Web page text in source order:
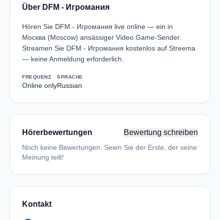
Über DFM - Игромания
Hören Sie DFM - Игромания live online — ein in
Москва (Moscow) ansässiger Video Game-Sender.
Streamen Sie DFM - Игромания kostenlos auf Streema
— keine Anmeldung erforderlich.
FREQUENZ
Online only
SPRACHE
Russian
Hörerbewertungen Bewertung schreiben
Noch keine Bewertungen. Seien Sie der Erste, der seine
Meinung teilt!
Kontakt